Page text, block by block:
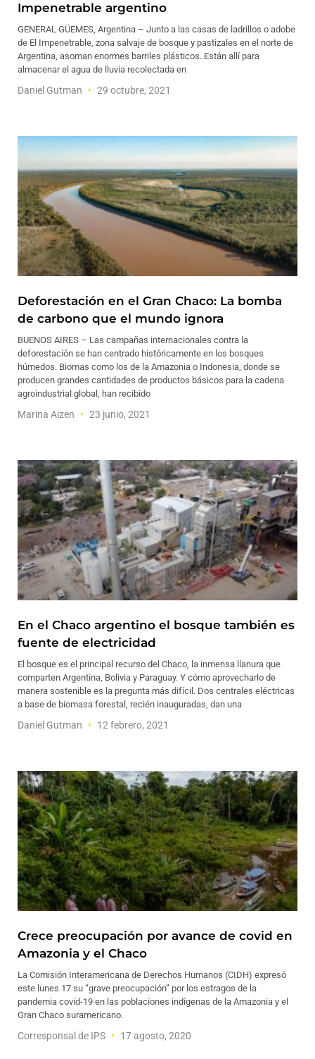
Impenetrable argentino
GENERAL GÜEMES, Argentina – Junto a las casas de ladrillos o adobe
de El Impenetrable, zona salvaje de bosque y pastizales en el norte de
Argentina, asoman enormes barriles plásticos. Están allí para
almacenar el agua de lluvia recolectada en
Daniel Gutman 29 octubre, 2021
Deforestación en el Gran Chaco: La bomba
de carbono que el mundo ignora
BUENOS AIRES – Las campañas internacionales contra la
deforestación se han centrado históricamente en los bosques
húmedos. Biomas como los de la Amazonia o Indonesia, donde se
producen grandes cantidades de productos básicos para la cadena
agroindustrial global, han recibido
Marina Aizen 23 junio, 2021
En el Chaco argentino el bosque también es
fuente de electricidad
El bosque es el principal recurso del Chaco, la inmensa llanura que
comparten Argentina, Bolivia y Paraguay. Y cómo aprovecharlo de
manera sostenible es la pregunta más difícil. Dos centrales eléctricas
a base de biomasa forestal, recién inauguradas, dan una
Daniel Gutman 12 febrero, 2021
Crece preocupación por avance de covid en
Amazonia y el Chaco
La Comisión Interamericana de Derechos Humanos (CIDH) expresó
este lunes 17 su “grave preocupación” por los estragos de la
pandemia covid-19 en las poblaciones indígenas de la Amazonia y el
Gran Chaco suramericano.
Corresponsal de IPS 17 agosto, 2020